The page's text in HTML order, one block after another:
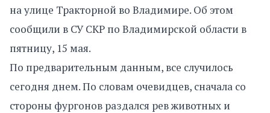
на улице Тракторной во Владимире. Об этом
сообщили в СУ СКР по Владимирской области в
пятницу, 15 мая.
По предварительным данным, все случилось
сегодня днем. По словам очевидцев, сначала со
стороны фургонов раздался рев животных и